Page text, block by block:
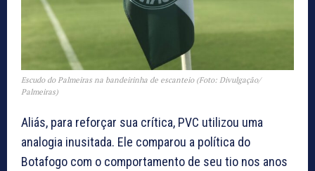
Escudo do Palmeiras na bandeirinha de escanteio (Foto: Divulgação/
Palmeiras)
Aliás, para reforçar sua crítica, PVC utilizou uma
analogia inusitada. Ele comparou a política do
Botafogo com o comportamento de seu tio nos anos